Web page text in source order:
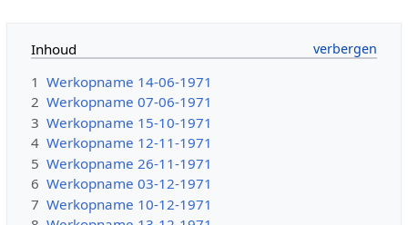
Inhoud
1 Werkopname 14-06-1971
2 Werkopname 07-06-1971
3 Werkopname 15-10-1971
4 Werkopname 12-11-1971
5 Werkopname 26-11-1971
6 Werkopname 03-12-1971
7 Werkopname 10-12-1971